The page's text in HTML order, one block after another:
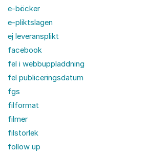
e-böcker
e-pliktslagen
ej leveransplikt
facebook
fel i webbuppladdning
fel publiceringsdatum
fgs
filformat
filmer
filstorlek
follow up